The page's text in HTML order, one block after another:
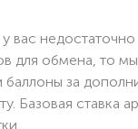
у вас
для обмена, то
баллоны за
Базовая ставка